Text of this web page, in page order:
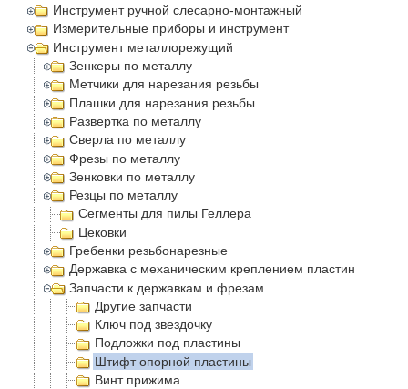
Инструмент ручной слесарно-монтажный
Измерительные приборы и инструмент
Инструмент металлорежущий
Зенкеры по металлу
Метчики для нарезания резьбы
Плашки для нарезания резьбы
Развертка по металлу
Сверла по металлу
Фрезы по металлу
Зенковки по металлу
Резцы по металлу
Сегменты для пилы Геллера
Цековки
Гребенки резьбонарезные
Державка с механическим креплением пластин
Запчасти к державкам и фрезам
Другие запчасти
Ключ под звездочку
Подложки под пластины
Штифт опорной пластины
Винт прижима